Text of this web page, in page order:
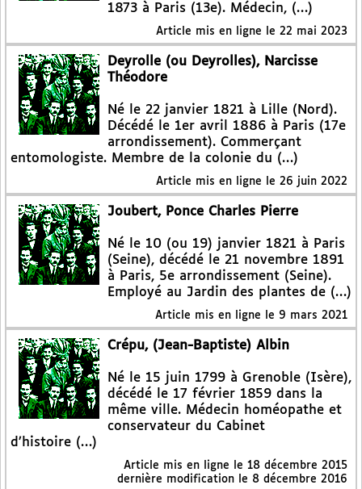
1873 à Paris (13e). Médecin, (…)
Article mis en ligne le 22 mai 2023
Deyrolle (ou Deyrolles), Narcisse
Théodore
Né le 22 janvier 1821 à Lille (Nord).
Décédé le 1er avril 1886 à Paris (17e
arrondissement). Commerçant
entomologiste. Membre de la colonie du (…)
Article mis en ligne le 26 juin 2022
Joubert, Ponce Charles Pierre
Né le 10 (ou 19) janvier 1821 à Paris
(Seine), décédé le 21 novembre 1891
à Paris, 5e arrondissement (Seine).
Employé au Jardin des plantes de (…)
Article mis en ligne le 9 mars 2021
Crépu, (Jean-Baptiste) Albin
Né le 15 juin 1799 à Grenoble (Isère),
décédé le 17 février 1859 dans la
même ville. Médecin homéopathe et
conservateur du Cabinet
d’histoire (…)
Article mis en ligne le 18 décembre 2015
dernière modification le 8 décembre 2016